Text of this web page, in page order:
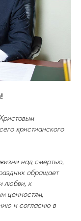
христианского
над смертью,
обращает
любви, к
ценностям,
и согласию в